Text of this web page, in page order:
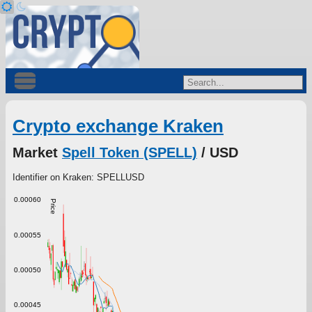
Crypto exchange Kraken
Market Spell Token (SPELL) / USD
Identifier on Kraken: SPELLUSD
Price
0.00045
0.00050
0.00055
0.00060